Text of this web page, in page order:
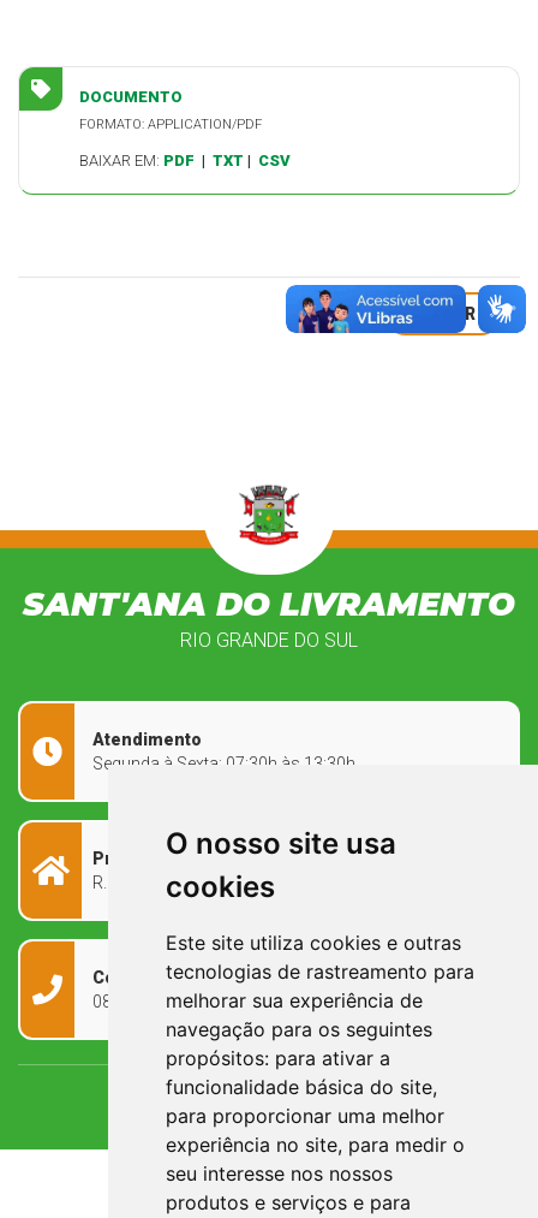
O nosso site usa
cookies
Este site utiliza cookies e outras
tecnologias de rastreamento para
melhorar sua experiência de
navegação para os seguintes
propósitos: para ativar a
funcionalidade básica do site,
para proporcionar uma melhor
experiência no site, para medir o
seu interesse nos nossos
produtos e serviços e para
DOCUMENTO
FORMATO: APPLICATION/PDF
BAIXAR EM: PDF | TXT | CSV
VOLTAR
SANT'ANA DO LIVRAMENTO
RIO GRANDE DO SUL
Atendimento
Segunda à Sexta: 07:30h às 13:30h
Prefeitura Municipal
R. Rivadávia Corrêa, 858 - Centro - RS, 97573-010
Contato
0800 090 2050